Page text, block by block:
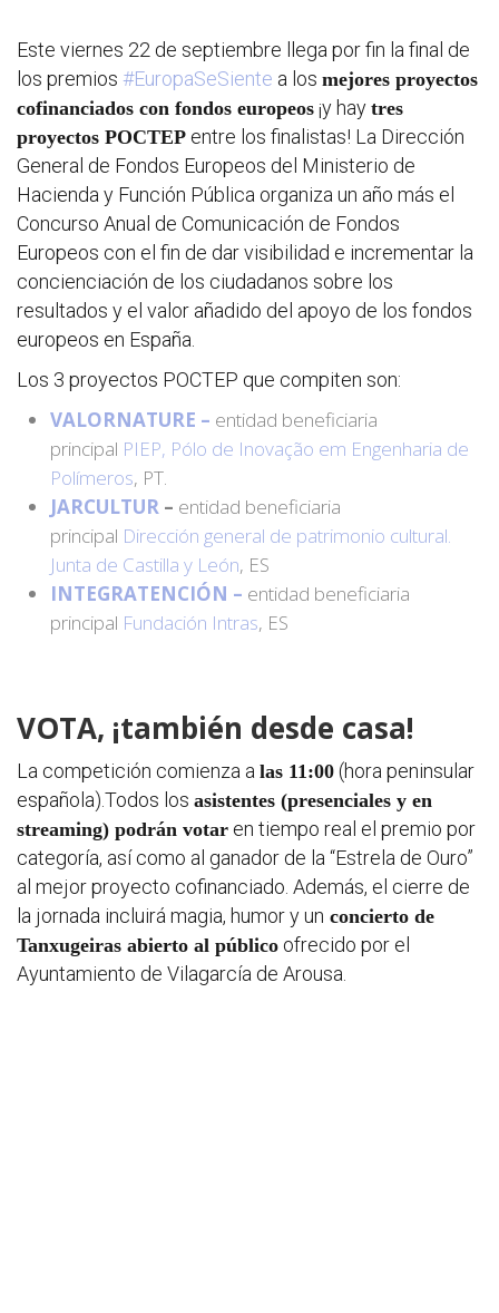
Este viernes 22 de septiembre llega por fin la final de
los premios #EuropaSeSiente a los mejores proyectos
cofinanciados con fondos europeos ¡y hay tres
proyectos POCTEP entre los finalistas! La Dirección
General de Fondos Europeos del Ministerio de
Hacienda y Función Pública organiza un año más el
Concurso Anual de Comunicación de Fondos
Europeos con el fin de dar visibilidad e incrementar la
concienciación de los ciudadanos sobre los
resultados y el valor añadido del apoyo de los fondos
europeos en España.
Los 3 proyectos POCTEP que compiten son:
VALORNATURE – entidad beneficiaria
principal PIEP, Pólo de Inovação em Engenharia de
Polímeros, PT.
JARCULTUR – entidad beneficiaria
principal Dirección general de patrimonio cultural.
Junta de Castilla y León, ES
INTEGRATENCIÓN – entidad beneficiaria
principal Fundación Intras, ES
VOTA, ¡también desde casa!
La competición comienza a las 11:00 (hora peninsular
española).Todos los asistentes (presenciales y en
streaming) podrán votar en tiempo real el premio por
categoría, así como al ganador de la “Estrela de Ouro”
al mejor proyecto cofinanciado. Además, el cierre de
la jornada incluirá magia, humor y un concierto de
Tanxugeiras abierto al público ofrecido por el
Ayuntamiento de Vilagarcía de Arousa.